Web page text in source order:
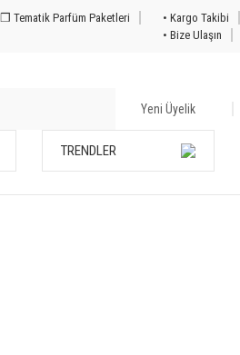
❒ Tematik Parfüm Paketleri
• Kargo Takibi
• Bize Ulaşın
Yeni Üyelik
TRENDLER